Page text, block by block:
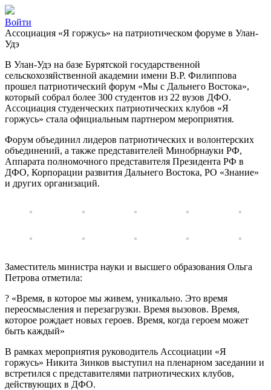
Войти
Ассоциация «Я горжусь» на патриотическом форуме в Улан-
Удэ
В Улан-Удэ на базе Бурятской государственной
сельскохозяйственной академии имени В.Р. Филиппова
прошел патриотический форум «Мы с Дальнего Востока»,
который собрал более 300 студентов из 22 вузов ДФО.
Ассоциация студенческих патриотических клубов «Я
горжусь» стала официальным партнером мероприятия.
Форум объединил лидеров патриотических и волонтерских
объединений, а также представителей Минобрнауки РФ,
Аппарата полномочного представителя Президента РФ в
ДФО, Корпорации развития Дальнего Востока, РО «Знание»
и других организаций.
Заместитель министра науки и высшего образования Ольга
Петрова отметила:
? «Время, в которое мы живем, уникально. Это время
переосмысления и перезагрузки. Время вызовов. Время,
которое рождает новых героев. Время, когда героем может
быть каждый»
В рамках мероприятия руководитель Ассоциации «Я
горжусь» Никита Зинков выступил на пленарном заседании и
встретился с представителями патриотических клубов,
действующих в ДФО.